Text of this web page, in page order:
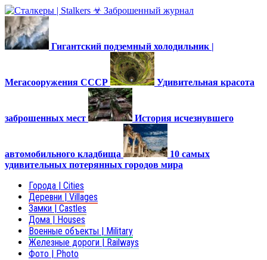
Гигантский подземный холодильник |
Мегасооружения СССР Удивительная красота
заброшенных мест История исчезнувшего
автомобильного кладбища
10 самых
удивительных потерянных городов мира
Города | Cities
Деревни | Villages
Замки | Castles
Дома | Houses
Военные объекты | Military
Железные дороги | Railways
Фото | Photo